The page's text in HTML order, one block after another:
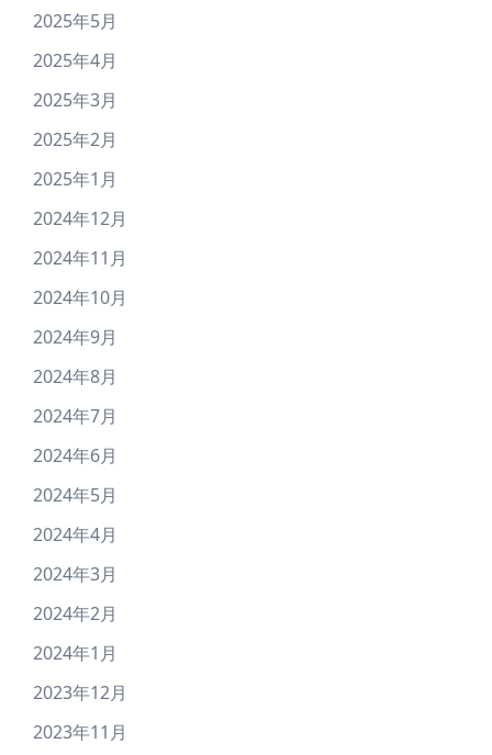
2025年5月
2025年4月
2025年3月
2025年2月
2025年1月
2024年12月
2024年11月
2024年10月
2024年9月
2024年8月
2024年7月
2024年6月
2024年5月
2024年4月
2024年3月
2024年2月
2024年1月
2023年12月
2023年11月